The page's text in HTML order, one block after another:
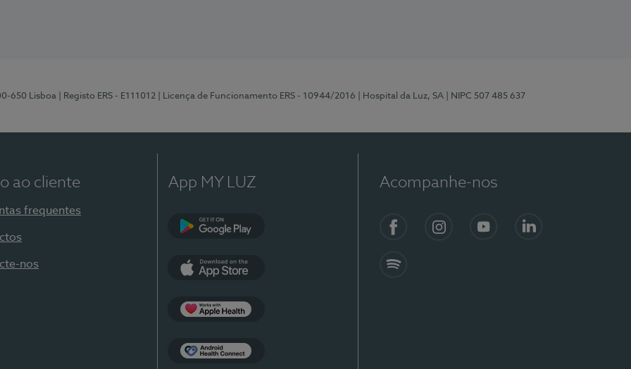
650 Lisboa | Registo ERS - E111012 | Licença de Funcionamento ERS - 10944/2016 | Hospital da Luz, SA | NIPC 507 485 637
ao cliente
frequentes
nos
App MY LUZ Acompanhe-nos